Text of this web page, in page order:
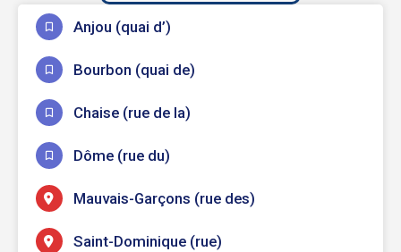
Anjou (quai d’)
Bourbon (quai de)
Chaise (rue de la)
Dôme (rue du)
Mauvais-Garçons (rue des)
Saint-Dominique (rue)